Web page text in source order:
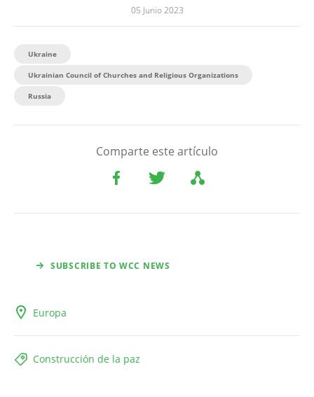
05 Junio 2023
Ukraine
Ukrainian Council of Churches and Religious Organizations
Russia
Comparte este artículo
SUBSCRIBE TO WCC NEWS
Europa
Construcción de la paz